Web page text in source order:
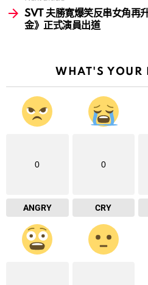
SVT 夫勝寛爆笑反串女角再
金》正式演員出道
WHAT'S YOUR
0
ANGRY
0
CRY